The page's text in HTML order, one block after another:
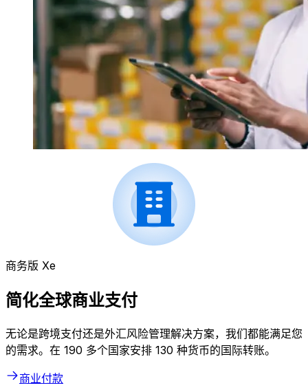
商务版 Xe
简化全球商业支付
无论是跨境支付还是外汇风险管理解决方案，我们都能满足您
的需求。在 190 多个国家安排 130 种货币的国际转账。
商业付款